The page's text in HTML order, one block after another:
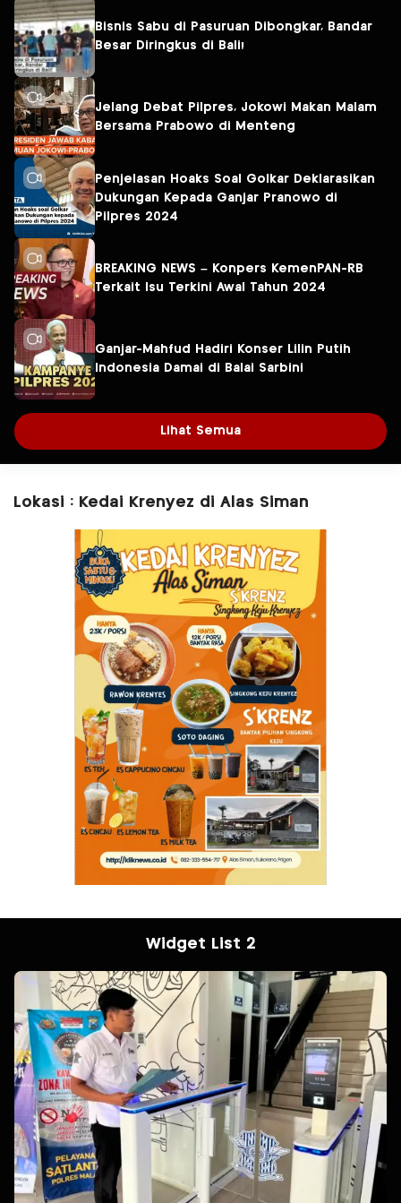
Bisnis Sabu di Pasuruan Dibongkar, Bandar
Besar Diringkus di Bali!
Jelang Debat Pilpres, Jokowi Makan Malam
Bersama Prabowo di Menteng
Penjelasan Hoaks Soal Golkar Deklarasikan
Dukungan Kepada Ganjar Pranowo di
Pilpres 2024
BREAKING NEWS – Konpers KemenPAN-RB
Terkait Isu Terkini Awal Tahun 2024
Ganjar-Mahfud Hadiri Konser Lilin Putih
Indonesia Damai di Balai Sarbini
Lihat Semua
Lokasi : Kedai Krenyez di Alas Siman
Widget List 2